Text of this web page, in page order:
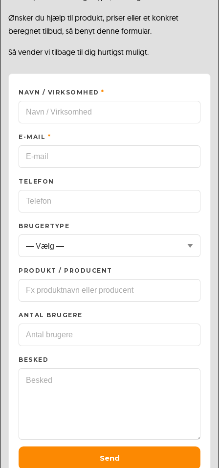
Ønsker du hjælp til produkt, priser eller et konkret
beregnet tilbud, så benyt denne formular.
Så vender vi tilbage til dig hurtigst muligt.
NAVN / VIRKSOMHED *
E-MAIL *
TELEFON
BRUGERTYPE
PRODUKT / PRODUCENT
ANTAL BRUGERE
BESKED
Send